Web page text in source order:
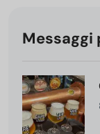
Messaggi